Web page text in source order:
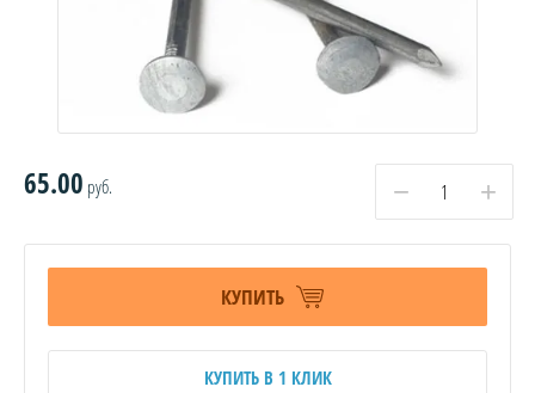
65.00 руб. − +
КУПИТЬ
КУПИТЬ В 1 КЛИК